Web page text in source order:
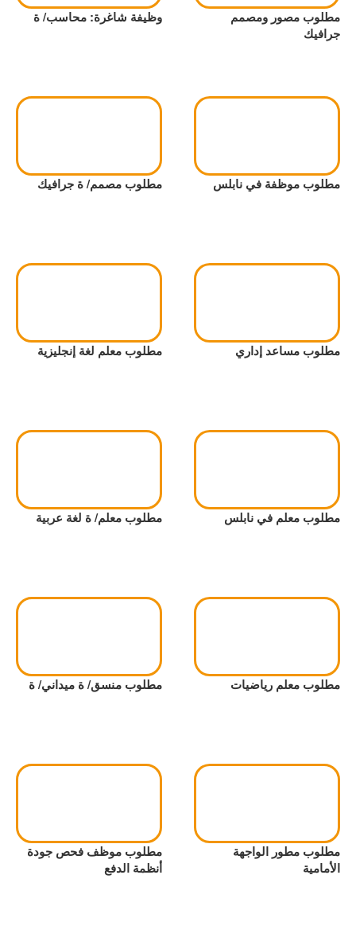
مطلوب مصور ومصمم
جرافيك
وظيفة شاغرة: محاسب/ ة
مطلوب موظفة في نابلس مطلوب مصمم/ ة جرافيك
مطلوب مساعد إداري مطلوب معلم لغة إنجليزية
مطلوب معلم في نابلس مطلوب معلم/ ة لغة عربية
مطلوب معلم رياضيات مطلوب منسق/ ة ميداني/ ة
مطلوب مطور الواجهة
الأمامية
مطلوب موظف فحص جودة
أنظمة الدفع